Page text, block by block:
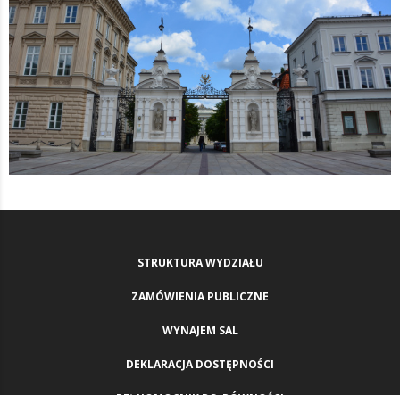
STRUKTURA WYDZIAŁU
ZAMÓWIENIA PUBLICZNE
WYNAJEM SAL
DEKLARACJA DOSTĘPNOŚCI